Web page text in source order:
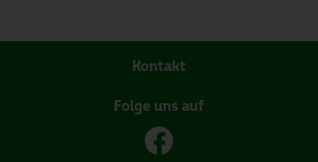
Kontakt
Folge uns auf